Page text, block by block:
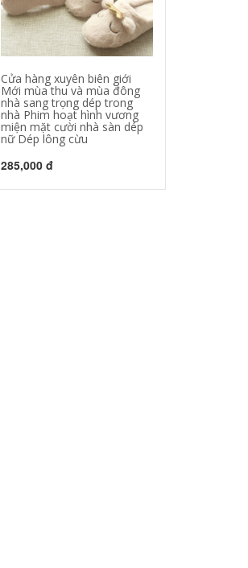
Cửa hàng xuyên biên giới
Mới mùa thu và mùa đông
nhà sang trọng dép trong
nhà Phim hoạt hình vương
miện mặt cười nhà sàn dép
nữ Dép lông cừu
285,000 đ